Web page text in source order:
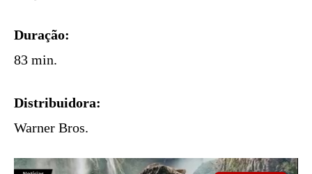
Duração:
83 min.
Distribuidora:
Warner Bros.